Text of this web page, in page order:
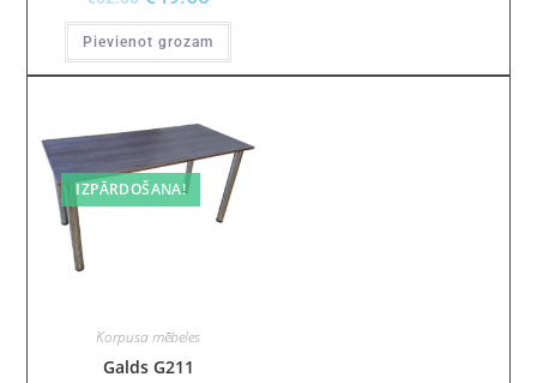
Pievienot grozam
IZPĀRDOŠANA!
Korpusa mēbeles
Galds G211